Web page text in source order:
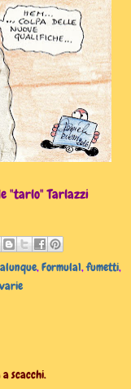
"tarlo" Tarlazzi
,Formula1,fumetti,
scacchi.